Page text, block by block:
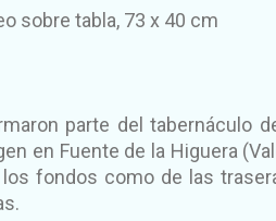
sobre tabla, 73 x 40 cm
parte del tabernáculo
en Fuente de la Higuera
fondos como de las